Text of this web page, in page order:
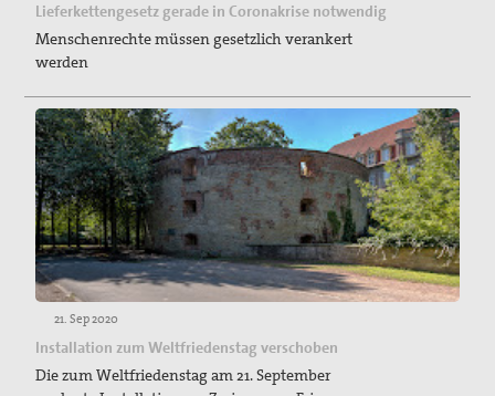
Lieferkettengesetz gerade in Coronakrise notwendig
Menschenrechte müssen gesetzlich verankert
werden
21. Sep 2020
Installation zum Weltfriedenstag verschoben
Die zum Weltfriedenstag am 21. September